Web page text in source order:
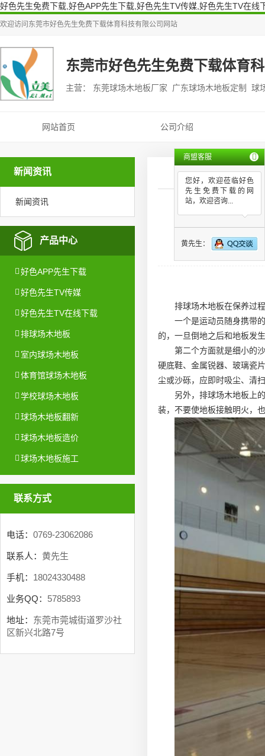
好色先生免费下载,好色APP先生下载,好色先生TV传媒,好色先生TV在线
欢迎访问 东莞市好色先生免费下载体育科技有限公司 网站
东莞市好色先生免费下载体育
主营： 东莞球场木地板厂家 广东球场木地板定制 球
网站首页 公司介绍
新闻资讯
新闻资讯
产品中心
好色APP先生下载
好色先生TV传媒
好色先生TV在线下载
排球场木地板
室内球场木地板
体育馆球场木地板
学校球场木地板
球场木地板翻新
球场木地板造价
球场木地板施工
联系方式
电话： 0769-23062086
联系人： 黄先生
手机： 18024330488
业务QQ： 5785893
地址： 东莞市莞城街道罗沙社
区新兴北路7号
排球场木地板在保养过
一个是运动员随身携带
的，一旦倒地之后和地板发
第二个方面就是细小的
硬底鞋、金属锐器、玻璃瓷
尘或沙砾，应即时吸尘、清
另外，排球场木地板上
装，不要使地板接触明火，
商盟客服
您好，欢迎莅临好色
先生免费下载的网
站，欢迎咨询...
黄先生：